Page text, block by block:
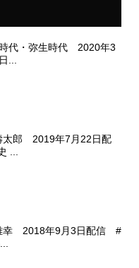
代・弥生時代 2020年3
...
郎 2019年7月22日配
...
幸 2018年9月3日配信 #